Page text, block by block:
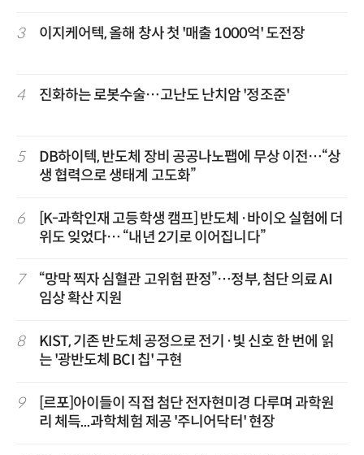
3 이지케어텍, 올해 창사 첫 '매출 1000억' 도전장
4 진화하는 로봇수술…고난도 난치암 '정조준'
5
DB하이텍, 반도체 장비 공공나노팹에 무상 이전…“상
생 협력으로 생태계 고도화”
6
[K-과학인재 고등학생 캠프] 반도체·바이오 실험에 더
위도 잊었다… “내년 2기로 이어집니다”
7
“망막 찍자 심혈관 고위험 판정”…정부, 첨단 의료 AI
임상 확산 지원
8
KIST, 기존 반도체 공정으로 전기·빛 신호 한 번에 읽
는 '광반도체 BCI 칩' 구현
9
[르포]아이들이 직접 첨단 전자현미경 다루며 과학원
리 체득...과학체험 제공 '주니어닥터' 현장